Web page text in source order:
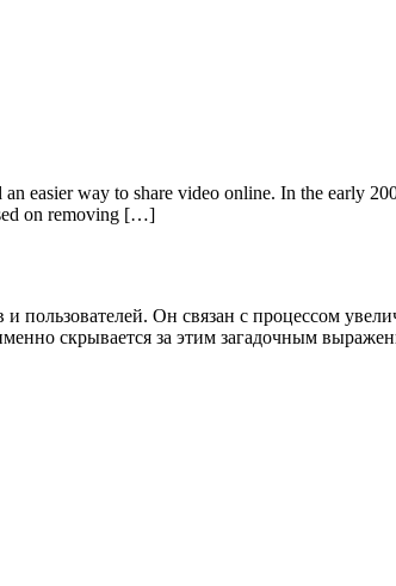
easier way to share video online. In the early
on removing […]
Он связан с процессом
скрывается за этим загадочным